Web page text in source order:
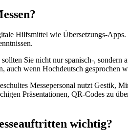
Hilfsmittel wie Übersetzungs-
Sie nicht nur spanisch-, sondern
auch wenn Hochdeutsch gesprochen
Messepersonal nutzt Gestik,
Präsentationen, QR-Codes zu
wichtig?